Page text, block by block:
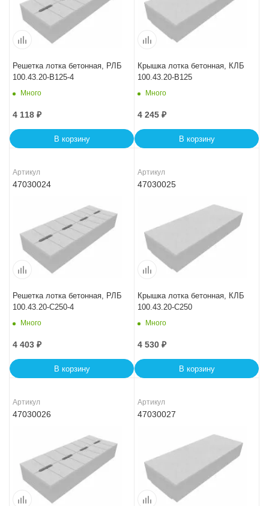
Решетка лотка бетонная, РЛБ
100.43.20-B125-4
Много
4 118 ₽
В корзину
Крышка лотка бетонная, КЛБ
100.43.20-B125
Много
4 245 ₽
В корзину
Артикул
47030024
Решетка лотка бетонная, РЛБ
100.43.20-C250-4
Много
4 403 ₽
В корзину
Артикул
47030025
Крышка лотка бетонная, КЛБ
100.43.20-C250
Много
4 530 ₽
В корзину
Артикул
47030026
Артикул
47030027